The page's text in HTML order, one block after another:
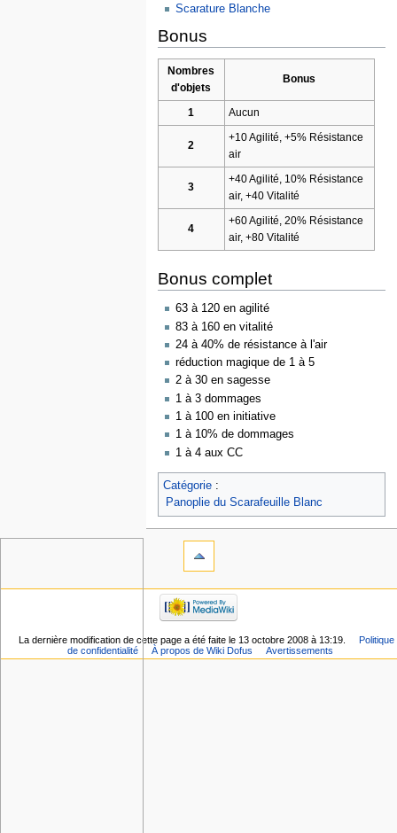
Scarature Blanche
Bonus
Nombres
d'objets
Bonus
1 Aucun
2
+10 Agilité, +5% Résistance
air
3
+40 Agilité, 10% Résistance
air, +40 Vitalité
4
+60 Agilité, 20% Résistance
air, +80 Vitalité
Bonus complet
63 à 120 en agilité
83 à 160 en vitalité
24 à 40% de résistance à l'air
réduction magique de 1 à 5
2 à 30 en sagesse
1 à 3 dommages
1 à 100 en initiative
1 à 10% de dommages
1 à 4 aux CC
Catégorie:
Panoplie du Scarafeuille Blanc
La dernière modification de cette page a été faite le 13 octobre 2008 à 13:19.
Politique
de confidentialité
À propos de Wiki Dofus Avertissements